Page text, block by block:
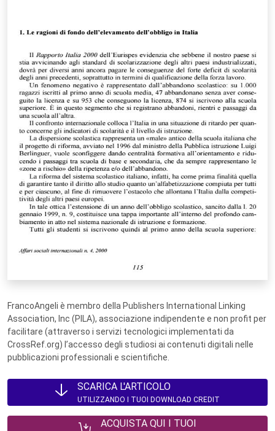
FrancoAngeli è membro della Publishers International Linking
Association, Inc (PILA), associazione indipendente e non profit per
facilitare (attraverso i servizi tecnologici implementati da
CrossRef.org) l’accesso degli studiosi ai contenuti digitali nelle
pubblicazioni professionali e scientifiche.
SCARICA L'ARTICOLO
UTILIZZANDO I TUOI DOWNLOAD CREDIT
ACQUISTA QUI I TUOI